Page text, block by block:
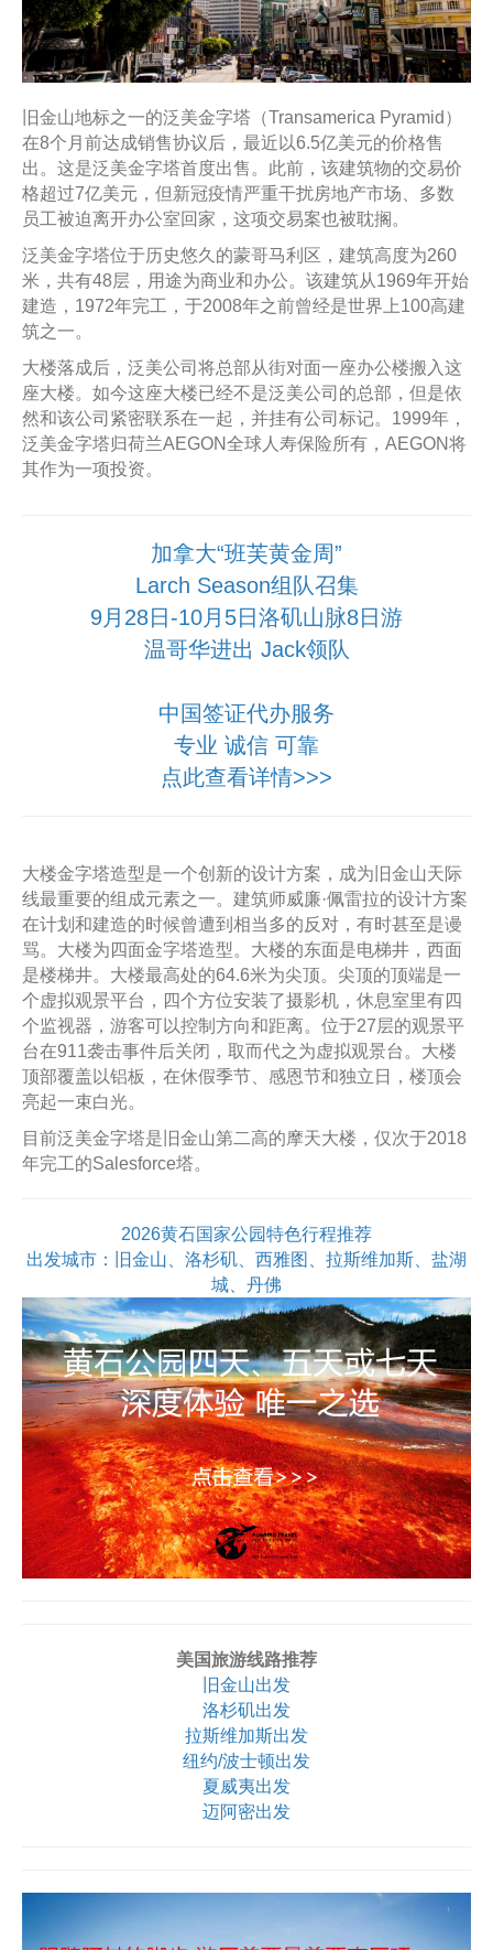
旧金山地标之一的泛美金字塔（Transamerica Pyramid）
在8个月前达成销售协议后，最近以6.5亿美元的价格售
出。这是泛美金字塔首度出售。此前，该建筑物的交易价
格超过7亿美元，但新冠疫情严重干扰房地产市场、多数
员工被迫离开办公室回家，这项交易案也被耽搁。
泛美金字塔位于历史悠久的蒙哥马利区，建筑高度为260
米，共有48层，用途为商业和办公。该建筑从1969年开始
建造，1972年完工，于2008年之前曾经是世界上100高建
筑之一。
大楼落成后，泛美公司将总部从街对面一座办公楼搬入这
座大楼。如今这座大楼已经不是泛美公司的总部，但是依
然和该公司紧密联系在一起，并挂有公司标记。1999年，
泛美金字塔归荷兰AEGON全球人寿保险所有，AEGON将
其作为一项投资。
加拿大“班芙黄金周”
Larch Season组队召集
9月28日-10月5日洛矶山脉8日游
温哥华进出 Jack领队
中国签证代办服务
专业 诚信 可靠
点此查看详情>>>
大楼金字塔造型是一个创新的设计方案，成为旧金山天际
线最重要的组成元素之一。建筑师威廉·佩雷拉的设计方案
在计划和建造的时候曾遭到相当多的反对，有时甚至是谩
骂。大楼为四面金字塔造型。大楼的东面是电梯井，西面
是楼梯井。大楼最高处的64.6米为尖顶。尖顶的顶端是一
个虚拟观景平台，四个方位安装了摄影机，休息室里有四
个监视器，游客可以控制方向和距离。位于27层的观景平
台在911袭击事件后关闭，取而代之为虚拟观景台。大楼
顶部覆盖以铝板，在休假季节、感恩节和独立日，楼顶会
亮起一束白光。
目前泛美金字塔是旧金山第二高的摩天大楼，仅次于2018
年完工的Salesforce塔。
2026黄石国家公园特色行程推荐
出发城市：旧金山、洛杉矶、西雅图、拉斯维加斯、盐湖
城、丹佛
美国旅游线路推荐
旧金山出发
洛杉矶出发
拉斯维加斯出发
纽约/波士顿出发
夏威夷出发
迈阿密出发